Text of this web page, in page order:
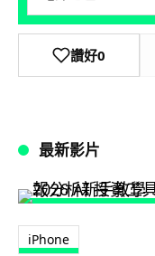
讚好0
最新影片
iPhone